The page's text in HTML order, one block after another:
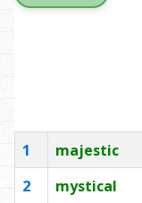
1 majestic
2
mystical